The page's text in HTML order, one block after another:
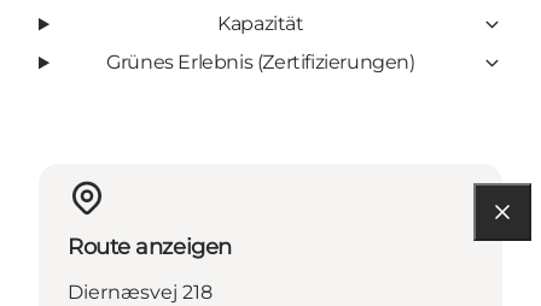
Kapazität
Grünes Erlebnis (Zertifizierungen)
Route anzeigen
Diernæsvej 218